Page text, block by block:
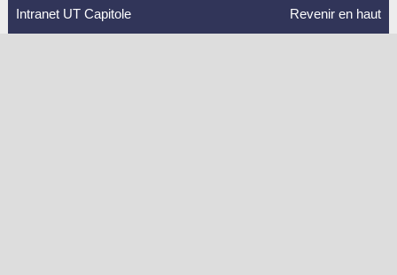
Intranet UT Capitole Revenir en haut